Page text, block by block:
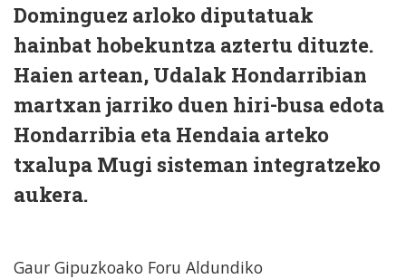
Dominguez arloko diputatuak
hainbat hobekuntza aztertu dituzte.
Haien artean, Udalak Hondarribian
martxan jarriko duen hiri-busa edota
Hondarribia eta Hendaia arteko
txalupa Mugi sisteman integratzeko
aukera.
Gaur Gipuzkoako Foru Aldundiko